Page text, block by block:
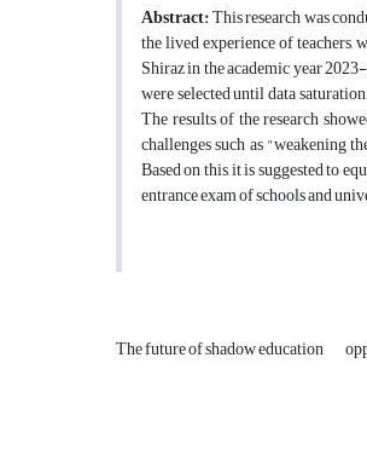
Abstract:This research was
the lived experience of
Shiraz in the academic year
were selected until data
The results of the research
challenges such as "weakening
Based on this, it is suggested to
entrance exam of schools and
The future of shadow education